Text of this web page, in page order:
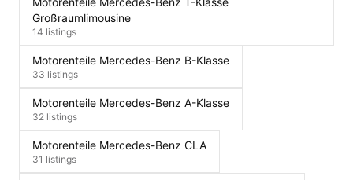
Großraumlimousine
14 listings
Motorenteile Mercedes-Benz B-Klasse
33 listings
Motorenteile Mercedes-Benz A-Klasse
32 listings
Motorenteile Mercedes-Benz CLA
31 listings